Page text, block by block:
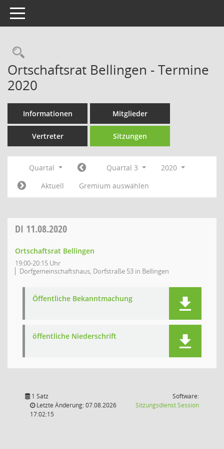
Toggle navigation
Rechercheauswahl
Ortschaftsrat Bellingen - Termine
2020
Informationen Mitglieder
Vertreter Sitzungen
Quartal Quartal 3
2020
Aktuell
Gremium auswählen
DI 11.08.2020
Ortschaftsrat Bellingen
19:00-20:15 Uhr
Dorfgemeinschaftshaus, Dorfstraße 53 in Bellingen
Öffentliche Bekanntmachung
öffentliche Niederschrift
1 Satz
Letzte Änderung: 07.08.2026
17:02:15
Software:
SitzungsdienstSession(Wird in